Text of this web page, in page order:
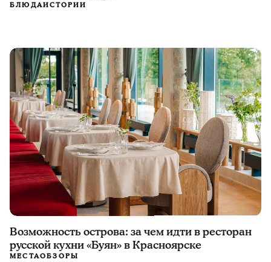
БЛЮДАИСТОРИИ
Возможность острова: за чем идти в ресторан
русской кухни «Буян» в Красноярске
МЕСТАОБЗОРЫ